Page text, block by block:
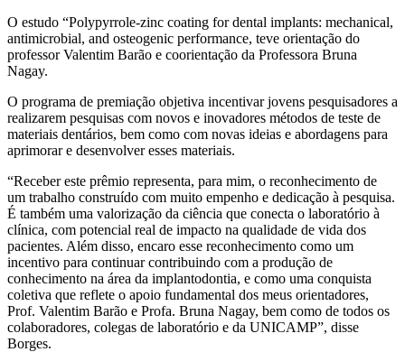
O estudo “Polypyrrole-zinc coating for dental implants: mechanical,
antimicrobial, and osteogenic performance, teve orientação do
professor Valentim Barão e coorientação da Professora Bruna
Nagay.
O programa de premiação objetiva incentivar jovens pesquisadores a
realizarem pesquisas com novos e inovadores métodos de teste de
materiais dentários, bem como com novas ideias e abordagens para
aprimorar e desenvolver esses materiais.
“Receber este prêmio representa, para mim, o reconhecimento de
um trabalho construído com muito empenho e dedicação à pesquisa.
É também uma valorização da ciência que conecta o laboratório à
clínica, com potencial real de impacto na qualidade de vida dos
pacientes. Além disso, encaro esse reconhecimento como um
incentivo para continuar contribuindo com a produção de
conhecimento na área da implantodontia, e como uma conquista
coletiva que reflete o apoio fundamental dos meus orientadores,
Prof. Valentim Barão e Profa. Bruna Nagay, bem como de todos os
colaboradores, colegas de laboratório e da UNICAMP”, disse
Borges.